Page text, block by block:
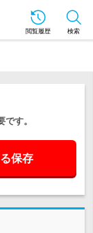
閲覧履歴 検索
す。
保存